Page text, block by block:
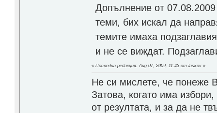
Допълнение от
теми, бих искал да
темите имаха
и не се виждат.
«Последна редакция: Aug 07, 2009, 11:43 от laskov »
Не си мислете, че понеже
Затова, когато има
от резултата, и за да не